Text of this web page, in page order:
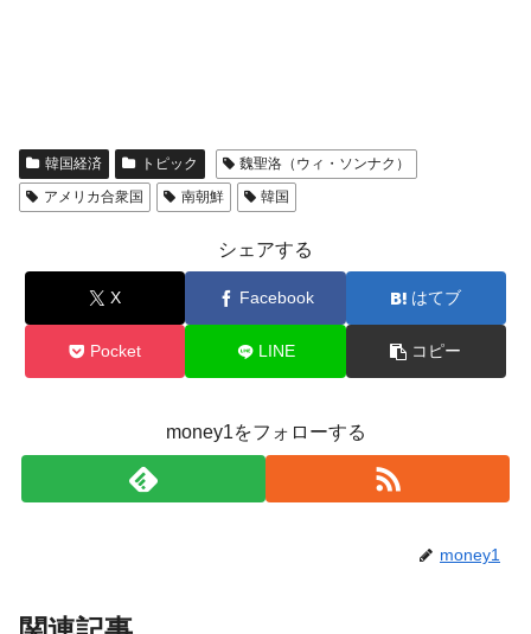
韓国経済 トピック
魏聖洛（ウィ・ソンナク）
アメリカ合衆国
南朝鮮 韓国
シェアする
X Facebook はてブ
Pocket LINE コピー
money1をフォローする
money1